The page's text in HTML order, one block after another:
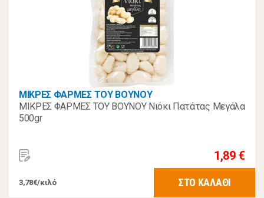
ΜΙΚΡΕΣ ΦΑΡΜΕΣ ΤΟΥ ΒΟΥΝΟΥ
ΜΙΚΡΕΣ ΦΑΡΜΕΣ ΤΟΥ ΒΟΥΝΟΥ Νιόκι Πατάτας Μεγάλα
500gr
1,89 €
3,78€/κιλό ΣΤΟ ΚΑΛΑΘΙ